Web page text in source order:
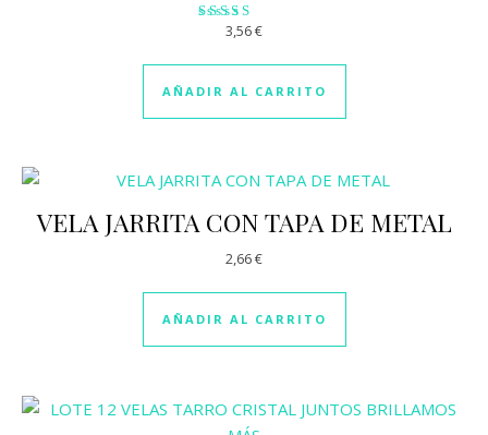
Valorado
3.18
de 5
3,56€
AÑADIR AL CARRITO
VELA JARRITA CON TAPA DE METAL
2,66€
AÑADIR AL CARRITO